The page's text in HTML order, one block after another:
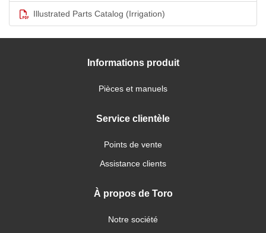
Illustrated Parts Catalog (Irrigation)
Informations produit
Pièces et manuels
Service clientèle
Points de vente
Assistance clients
À propos de Toro
Notre société